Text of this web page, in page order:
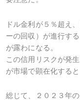
ドル金利が５％超え
ーの回収）が進行す
が露わになる。
この信用リスクが発
が市場で顕在化する
総じて、２０２３年